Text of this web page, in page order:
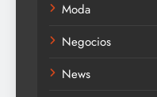
Moda
Negocios
News